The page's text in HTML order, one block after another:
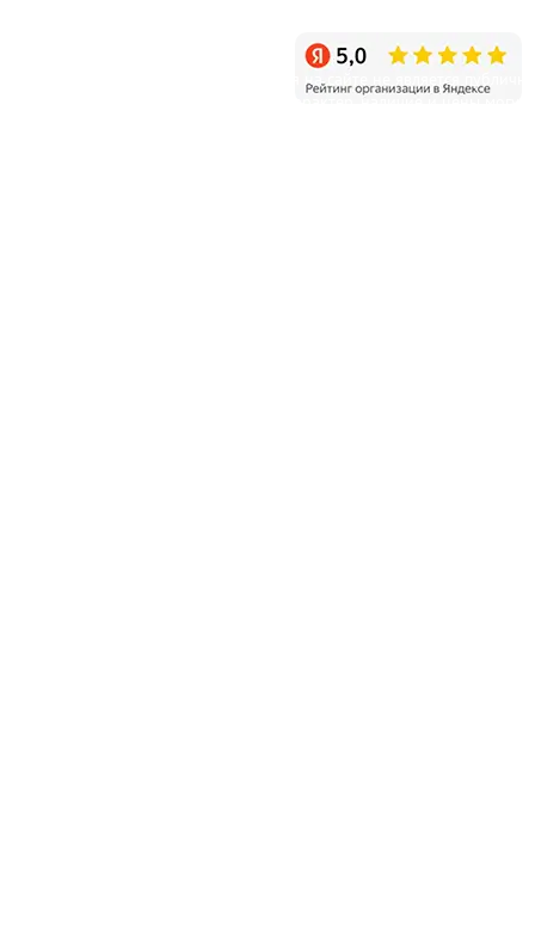
Уважаемые клиенты! Информация на сайте не является
офертой и несет справочный характер, наличие и цены могут